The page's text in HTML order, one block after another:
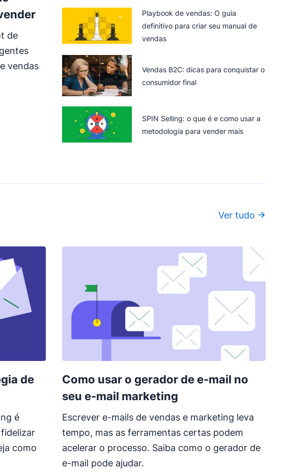
de
vendas
Playbook de vendas: O guia
definitivo para criar seu manual de
vendas
Vendas B2C: dicas para conquistar o
consumidor final
SPIN Selling: o que é e como usar a
metodologia para vender mais
Ver tudo
de
é
como
Como usar o gerador de e-mail no
seu e-mail marketing
Escrever e-mails de vendas e marketing leva
tempo, mas as ferramentas certas podem
acelerar o processo. Saiba como o gerador de
e-mail pode ajudar.